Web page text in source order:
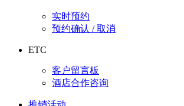
实时预约
预约确认 / 取消
ETC
客户留言板
酒店合作咨询